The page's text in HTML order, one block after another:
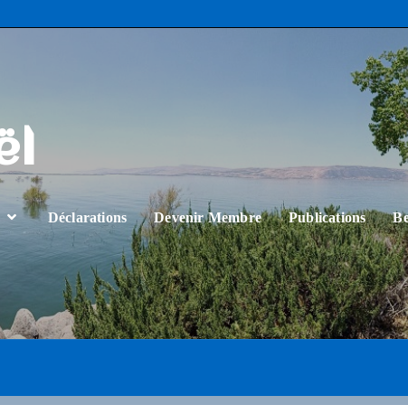
Déclarations Devenir Membre Publications